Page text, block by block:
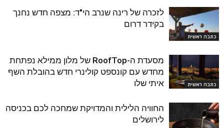
כתבה ראשית
לזכרה של רינה שנרב הי"ד: מצפה חדש נחנך
בקידר דרום
כתבה ראשית
מסעדת ה-RoofTop של מלון ממילא נפתחת
מחדש עם קונספט קולינרי חדש בהובלת השף
איתי שלו
החוויה הלילית והמדויקת שמחכה לכם בכניסה
לירושלים